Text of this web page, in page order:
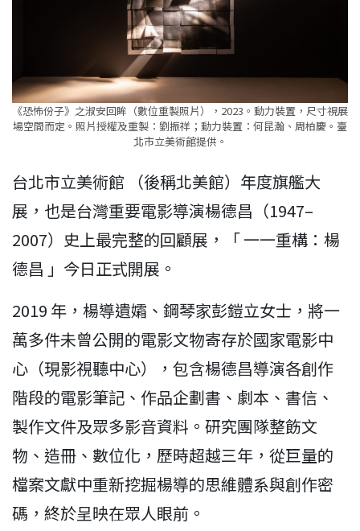
《恐怖份子》之淑安回眸（數位重製照片），2023。動力裝置，尺寸視展
場空間而定。照片授權及重製：劉振祥；動力裝置：何昆瀚、周柏慶。臺
北市立美術館提供。
台北市立美術館 （後稱北美館）年度旗艦大
展，也是台灣重要電影導演楊德昌（1947–
2007）史上最完整的回顧展，「 一一重構：楊
德昌 」今日正式開展。
2019 年，楊導遺孀、鋼琴家彭鎧立女士，將一
萬多件未曾公開的電影文物寄存於國家電影中
心（現影視聽中心），包含楊德昌導演各創作
階段的電影筆記、作品企劃書、劇本、書信、
製作文件及眾多影音資料。研究團隊整飭文
物、造冊、數位化，歷時超越三年，從巨量的
檔案文獻中重新挖掘楊導的思維體系與創作密
碼，終於呈映在眾人眼前。